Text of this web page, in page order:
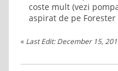
coste mult (vezi
aspirat de pe Forester
« Last Edit: December 15,